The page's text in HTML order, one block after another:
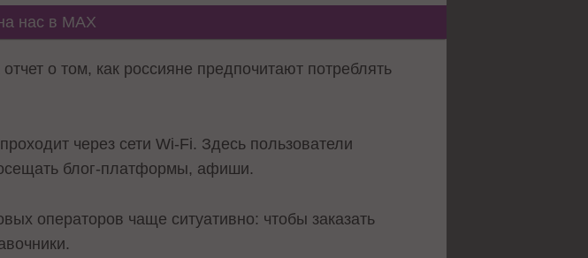
нас в MAX
о том, как россияне предпочитают потреблять
через сети Wi-Fi. Здесь пользователи
блог-платформы, афиши.
операторов чаще ситуативно: чтобы заказать